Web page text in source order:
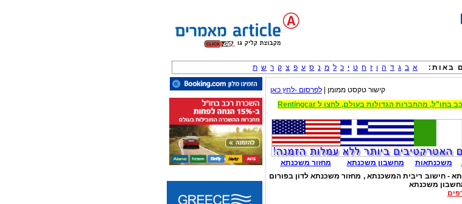
באות: א ב ג ד ה ו ז ח ט י כ ל מ נ ס ע פ צ ק ר ש ת
קישור טקסט ממומן |לפרסום -לחץ כאן
משכנתאות מחשבון משכנתא
מחזור משכנתא
- חישוב ריבית המשכנתא , מחזור משכנתא לדון בפורום
משכנתא